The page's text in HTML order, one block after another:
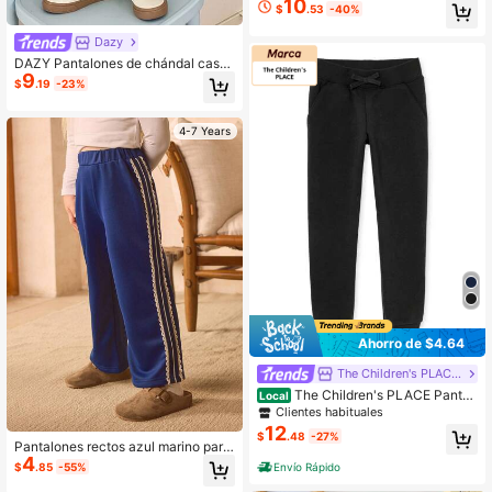
Dazy
DAZY Pantalones de chándal casu
ales para niñas
$9.19 -23%
4-7 Years
Pantalones rectos azul marino para
niñas, pantalones deportivos versát
iles con ribete de cinta, uso casual
$4.85 -55%
diario y cómodos para vacaciones
$10.53 -40%
Ahorro de $4.64
The Children's PLACE Flagship Store
Local The Children's PLACE Pantal
ones jogger de felpa para niñas
Clientes habituales
$12.48 -27%
Envío Rápido